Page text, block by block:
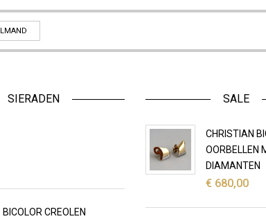
SIERADEN
BICOLOR CREOLEN
SALE
CHRISTIAN
OORBELLEN
DIAMANTEN
€680,00